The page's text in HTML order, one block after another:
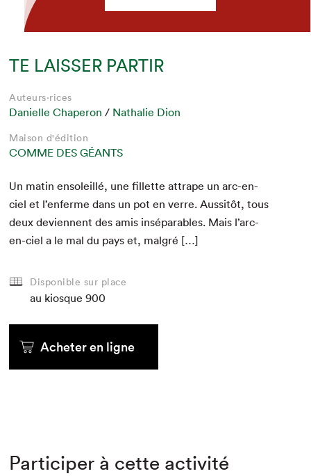
TE LAISSER PARTIR
Auteurs·rices
Danielle Chaperon / Nathalie Dion
Maison d'édition
COMME DES GÉANTS
Un matin ensoleil­lé, une fil­lette attrape un arc-en-
ciel et l’enferme dans un pot en verre. Aus­sitôt, tous
deux devi­en­nent des amis insé­para­bles. Mais l’arc-
en-ciel a le mal du pays et, malgré […]
Disponible sur place
au kiosque 900
Acheter en ligne
Participer à cette activité